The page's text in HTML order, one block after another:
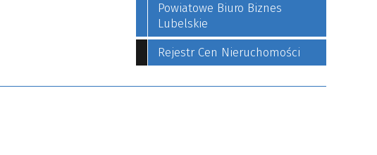
Powiatowe Biuro Biznes
Lubelskie
Rejestr Cen Nieruchomości